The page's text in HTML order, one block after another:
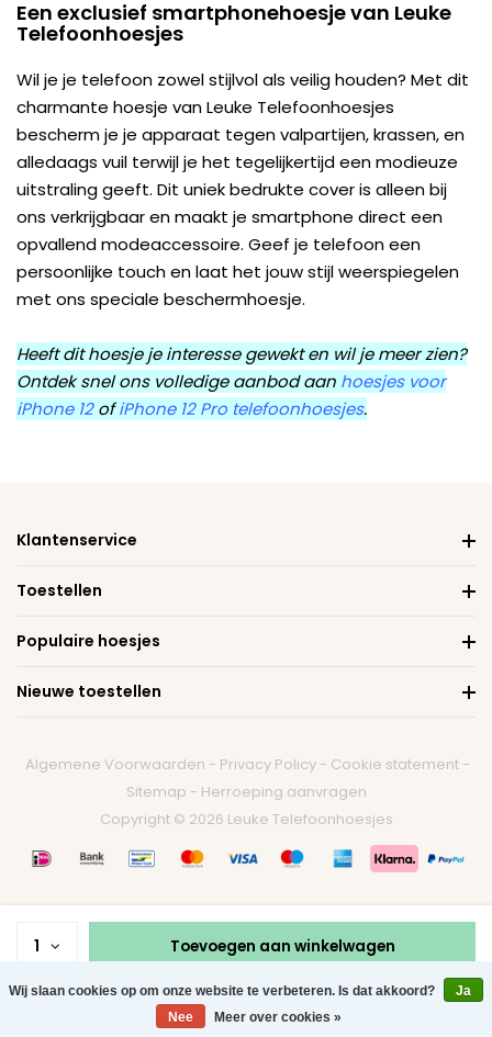
Zoeken
Een exclusief smartphonehoesje van Leuke
Telefoonhoesjes
Wil je je telefoon zowel stijlvol als veilig houden? Met dit
charmante hoesje van Leuke Telefoonhoesjes
bescherm je je apparaat tegen valpartijen, krassen, en
alledaags vuil terwijl je het tegelijkertijd een modieuze
uitstraling geeft. Dit uniek bedrukte cover is alleen bij
ons verkrijgbaar en maakt je smartphone direct een
opvallend modeaccessoire. Geef je telefoon een
persoonlijke touch en laat het jouw stijl weerspiegelen
met ons speciale beschermhoesje.
Heeft dit hoesje je interesse gewekt en wil je meer zien?
Ontdek snel ons volledige aanbod aan hoesjes voor
iPhone 12ofiPhone 12 Pro telefoonhoesjes.
Klantenservice
Toestellen
Populaire hoesjes
Nieuwe toestellen
Algemene Voorwaarden - Privacy Policy - Cookie statement -
Sitemap - Herroeping aanvragen
Copyright © 2026 Leuke Telefoonhoesjes
1 Toevoegen aan winkelwagen
Wij slaan cookies op om onze website te verbeteren. Is dat akkoord?
Ja
Nee
Meer over cookies »